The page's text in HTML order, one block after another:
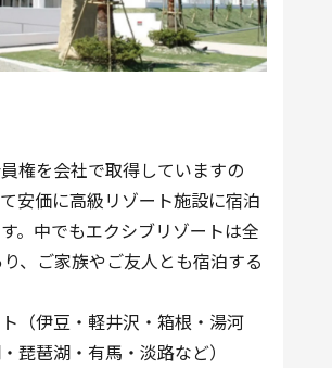
権を会社で取得していますの
安価に高級リゾート施設に宿泊
。中でもエクシブリゾートは全
、ご家族やご友人とも宿泊する
（伊豆・軽井沢・箱根・湯河
琵琶湖・有馬・淡路など）